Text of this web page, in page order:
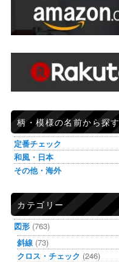
柄・模様の名前から探す
定番チェック
和風・日本
その他・海外
カテゴリー
図形 (763)
斜線 (73)
クロス・チェック (246)